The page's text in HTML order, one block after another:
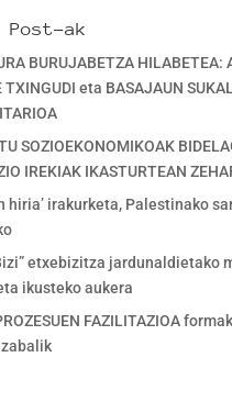
Post-ak
BURUJABETZA HILABETEA:
TXINGUDI eta BASAJAUN
SOZIOEKONOMIKOAK
IREKIAK IKASTURTEAN
hiria’ irakurketa, Palestinako
etxebizitza jardunaldietako
ikusteko aukera
FAZILITAZIOA